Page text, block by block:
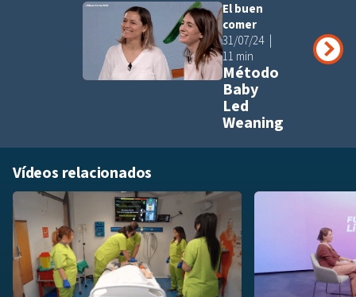
El buen
comer
31/07/24
11 min
Método
Baby
Led
Weaning
Vídeos relacionados
Añadir a